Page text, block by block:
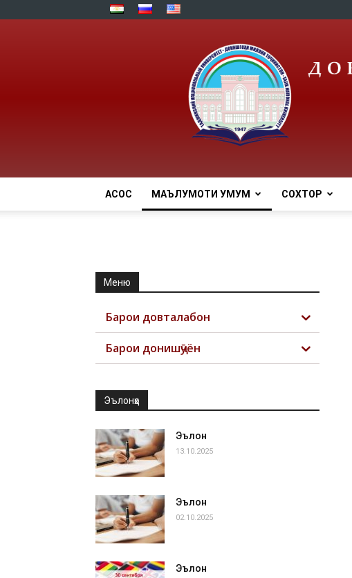
АСОСӢ МАЪЛУМОТИ УМУМӢ СОХТОР
Меню
Барои довталабон
Барои донишҷӯён
Эълонҳо
Эълон
13.10.2025
Эълон
02.10.2025
Эълон